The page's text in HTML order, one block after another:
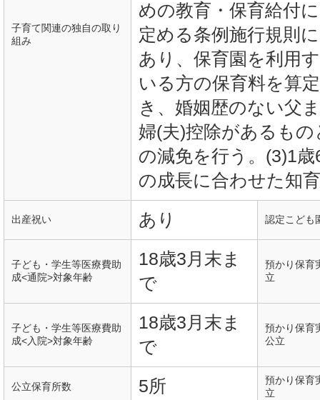
子育て関連の独自の取り
組み
めの教育・保育給付
定める条例施行規則
あり、保育園を利用
いる方の保育料を算
き、婚姻歴のない父
婦(夫)控除があるも
の減免を行う。(3)1
の成長に合わせた知
出産祝い あり 認定こども
子ども・学生等医療費助
成<通院>対象年齢
18歳3月末ま
で
預かり保育
立
子ども・学生等医療費助
成<入院>対象年齢
18歳3月末ま
で
預かり保育
公立
公立保育所数 5所
預かり保育
立